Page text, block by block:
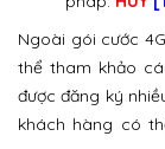
Ngoài gói cước
thể tham khảo
được đăng ký
khách hàng có